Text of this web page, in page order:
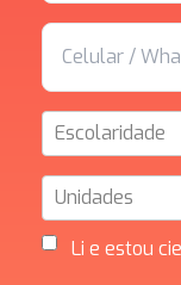
Escolaridade
Unidades
Li e estou